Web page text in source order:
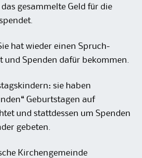
gesammelte Geld für die
hat wieder einen Spruch-
und Spenden dafür bekommen.
sie haben
Geburtstagen auf
und stattdessen um Spenden
gebeten.
Kirchengemeinde